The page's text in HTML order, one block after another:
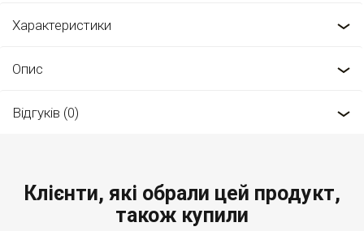
Характеристики
Опис
Відгуків (0)
Клієнти, які обрали цей продукт,
також купили